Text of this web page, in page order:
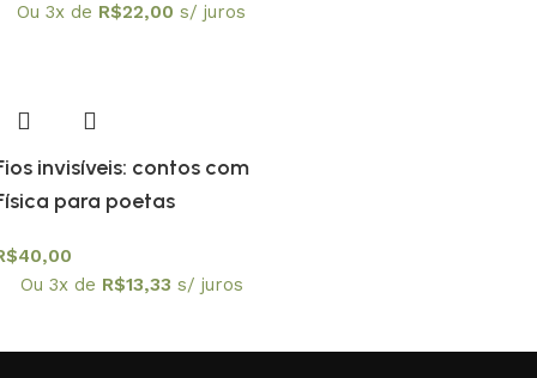
Ou 3x de R$22,00 s/ juros
invisíveis: contos com
para poetas
40,00
Ou 3x de R$13,33 s/ juros